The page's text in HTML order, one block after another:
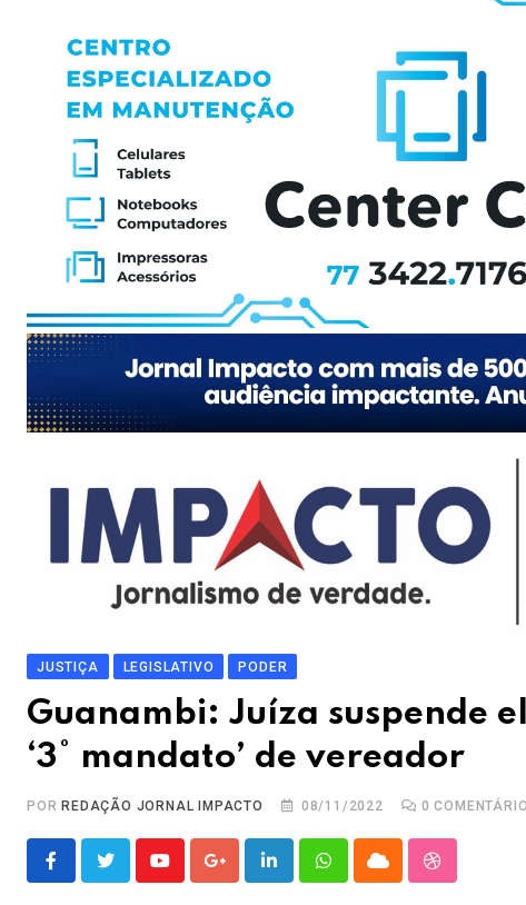
JUSTIÇA LEGISLATIVO PODER
Guanambi: Juíza suspende
‘3° mandato’ de vereador
POR REDAÇÃO JORNAL IMPACTO 08/11/2022 0
YoutubeGoogle+LinkedInWhatsappCloud StumbleUpon